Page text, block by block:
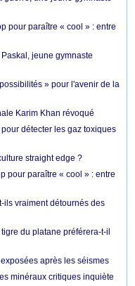
pour paraître « cool » : entre
jeune gymnaste
» pour l'avenir de la
Karim Khan révoqué
détecter les gaz toxiques
straight edge ?
pour paraître « cool » : entre
ils vraiment détournés des
du platane préférera-t-il
après les séismes
minéraux critiques inquiète